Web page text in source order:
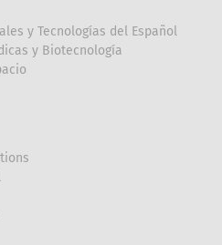
y Tecnologías del Español
y Biotecnología